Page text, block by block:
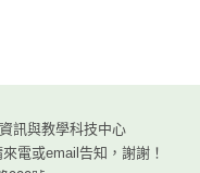
訊與教學科技中心
電或email告知，謝謝！